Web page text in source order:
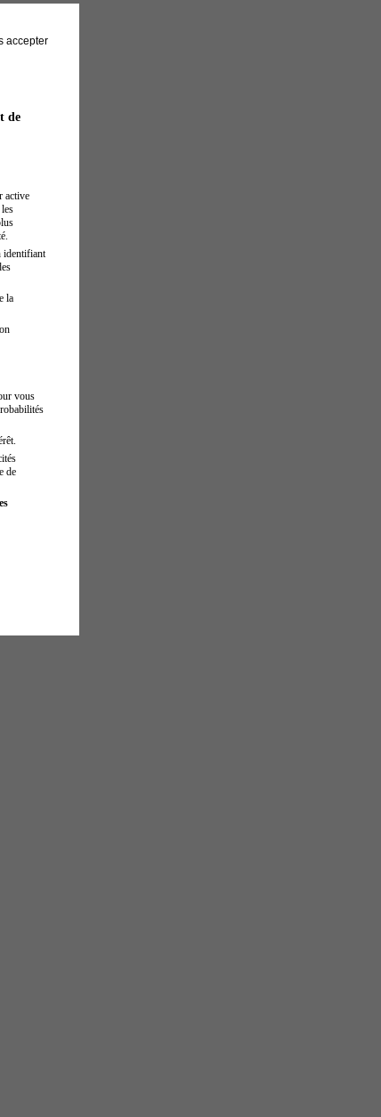
accepter
de
active
identifiant
la
vous
de